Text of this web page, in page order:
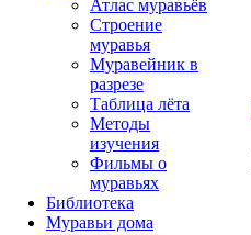
Атлас муравьёв
Строение
муравья
Муравейник в
разрезе
Таблица лёта
Методы
изучения
Фильмы о
муравьях
Библиотека
Муравьи дома